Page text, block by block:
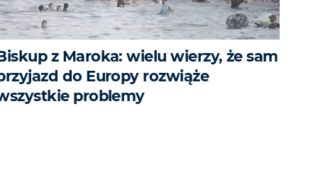
z Maroka: wielu wierzy, że sam
do Europy rozwiąże
problemy